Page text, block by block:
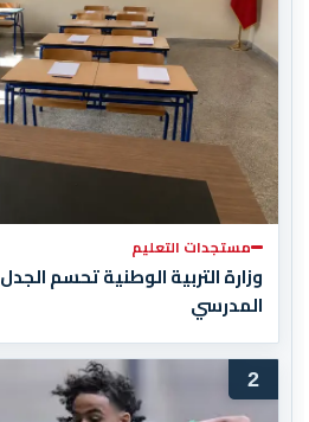
مستجدات التعليم
وزارة التربية الوطنية تحسم
المدرسي
2